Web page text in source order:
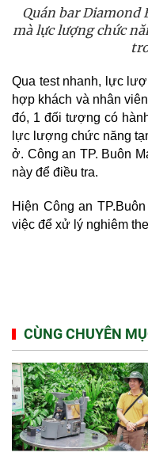
Quán bar Diamond
mà lực lượng chức
Qua test nhanh, lực
hợp khách và nhân
đó, 1 đối tượng có
lực lượng chức năng
ở. Công an TP. Buôn
này để điều tra.
Hiện Công an
việc để xử lý nghiêm
CÙNG CHUYÊN